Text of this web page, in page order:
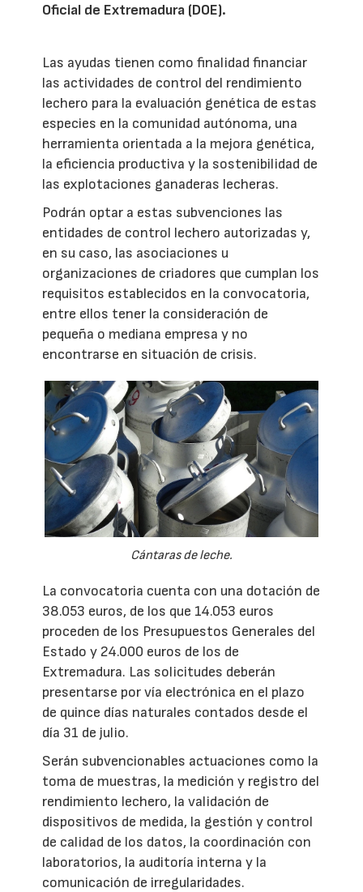
Oficial de Extremadura (DOE).
Las ayudas tienen como finalidad financiar
las actividades de control del rendimiento
lechero para la evaluación genética de estas
especies en la comunidad autónoma, una
herramienta orientada a la mejora genética,
la eficiencia productiva y la sostenibilidad de
las explotaciones ganaderas lecheras.
Podrán optar a estas subvenciones las
entidades de control lechero autorizadas y,
en su caso, las asociaciones u
organizaciones de criadores que cumplan los
requisitos establecidos en la convocatoria,
entre ellos tener la consideración de
pequeña o mediana empresa y no
encontrarse en situación de crisis.
Cántaras de leche.
La convocatoria cuenta con una dotación de
38.053 euros, de los que 14.053 euros
proceden de los Presupuestos Generales del
Estado y 24.000 euros de los de
Extremadura. Las solicitudes deberán
presentarse por vía electrónica en el plazo
de quince días naturales contados desde el
día 31 de julio.
Serán subvencionables actuaciones como la
toma de muestras, la medición y registro del
rendimiento lechero, la validación de
dispositivos de medida, la gestión y control
de calidad de los datos, la coordinación con
laboratorios, la auditoría interna y la
comunicación de irregularidades.